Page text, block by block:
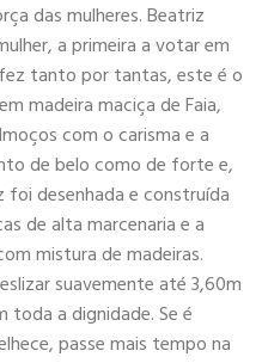
das mulheres. Beatriz
a primeira a votar em
tanto por tantas, este é o
madeira maciça de Faia,
com o carisma e a
de belo como de forte e,
desenhada e construída
de alta marcenaria e a
mistura de madeiras.
suavemente até 3,60m
toda a dignidade. Se é
passe mais tempo na